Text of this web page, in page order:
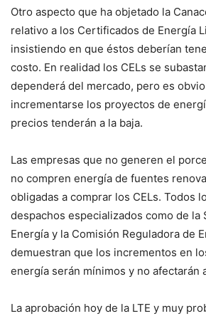
Otro aspecto que ha objetado la
relativo a los Certificados de Energía
insistiendo en que éstos deberían
costo. En realidad los CELs se
dependerá del mercado, pero es
incrementarse los proyectos de
precios tenderán a la baja.
Las empresas que no generen el
no compren energía de fuentes
obligadas a comprar los CELs. Todos
despachos especializados como de la
Energía y la Comisión Reguladora de
demuestran que los incrementos en
energía serán mínimos y no afectarán
La aprobación hoy de la LTE y muy